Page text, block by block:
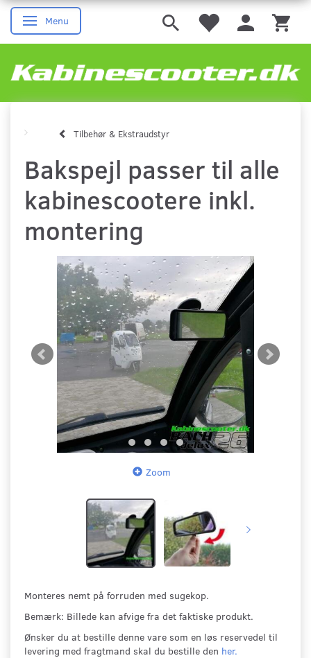
Skifte navigation
Menu
Tilbehør & Ekstraudstyr
Bakspejl passer til alle
kabinescootere inkl.
montering
Zoom
Monteres nemt på forruden med sugekop.
Bemærk: Billede kan afvige fra det faktiske produkt.
Ønsker du at bestille denne vare som en løs reservedel til
levering med fragtmand skal du bestille den her.